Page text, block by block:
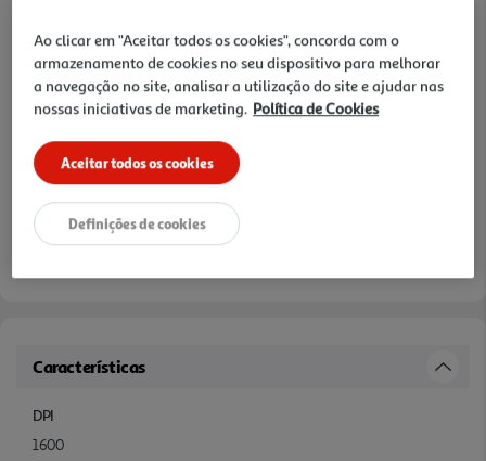
verificar stock em loja >
Características
DPI
1600
Ao clicar em "Aceitar todos os cookies", concorda com o
armazenamento de cookies no seu dispositivo para melhorar
a navegação no site, analisar a utilização do site e ajudar nas
nossas iniciativas de marketing. Política de Cookies
Aceitar todos os cookies
Definições de cookies